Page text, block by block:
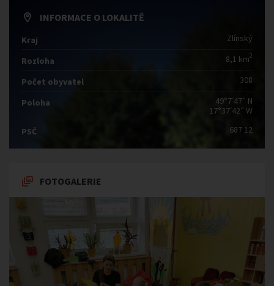
INFORMACE O LOKALITĚ
Kraj Zlínský
Rozloha 8,1 km2
Počet obyvatel 308
Poloha
49°7′47″ N
17°37′42″ W
PSČ
687 12
FOTOGALERIE